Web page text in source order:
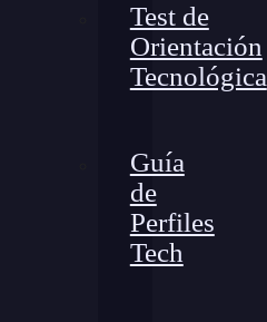
Test de
Orientación
Tecnológica
Guía
de
Perfiles
Tech